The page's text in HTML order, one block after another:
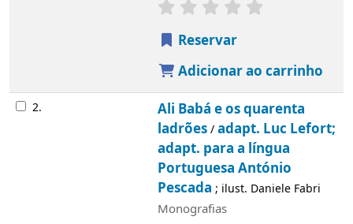
Reservar
Adicionar ao carrinho
2.
Ali Babá e os quarenta
ladrões/adapt. Luc Lefort;
adapt. para a língua
Portuguesa António
Pescada ; ilust. Daniele Fabri
Monografias